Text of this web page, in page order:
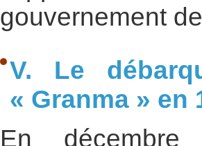
gouvernement
V. Le
« Granma » en
En